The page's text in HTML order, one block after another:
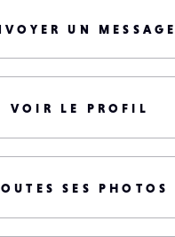
UN MESSAGE
VOIR LE PROFIL
SES PHOTOS